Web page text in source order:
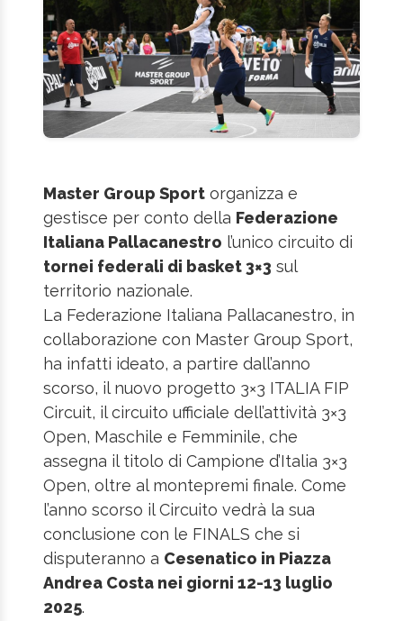
Master Group Sport organizza e
gestisce per conto della Federazione
Italiana Pallacanestro l’unico circuito di
tornei federali di basket 3×3 sul
territorio nazionale.
La Federazione Italiana Pallacanestro, in
collaborazione con Master Group Sport,
ha infatti ideato, a partire dall’anno
scorso, il nuovo progetto 3×3 ITALIA FIP
Circuit, il circuito ufficiale dell’attività 3×3
Open, Maschile e Femminile, che
assegna il titolo di Campione d’Italia 3×3
Open, oltre al montepremi finale. Come
l’anno scorso il Circuito vedrà la sua
conclusione con le FINALS che si
disputeranno a Cesenatico in Piazza
Andrea Costa nei giorni 12-13 luglio
2025.